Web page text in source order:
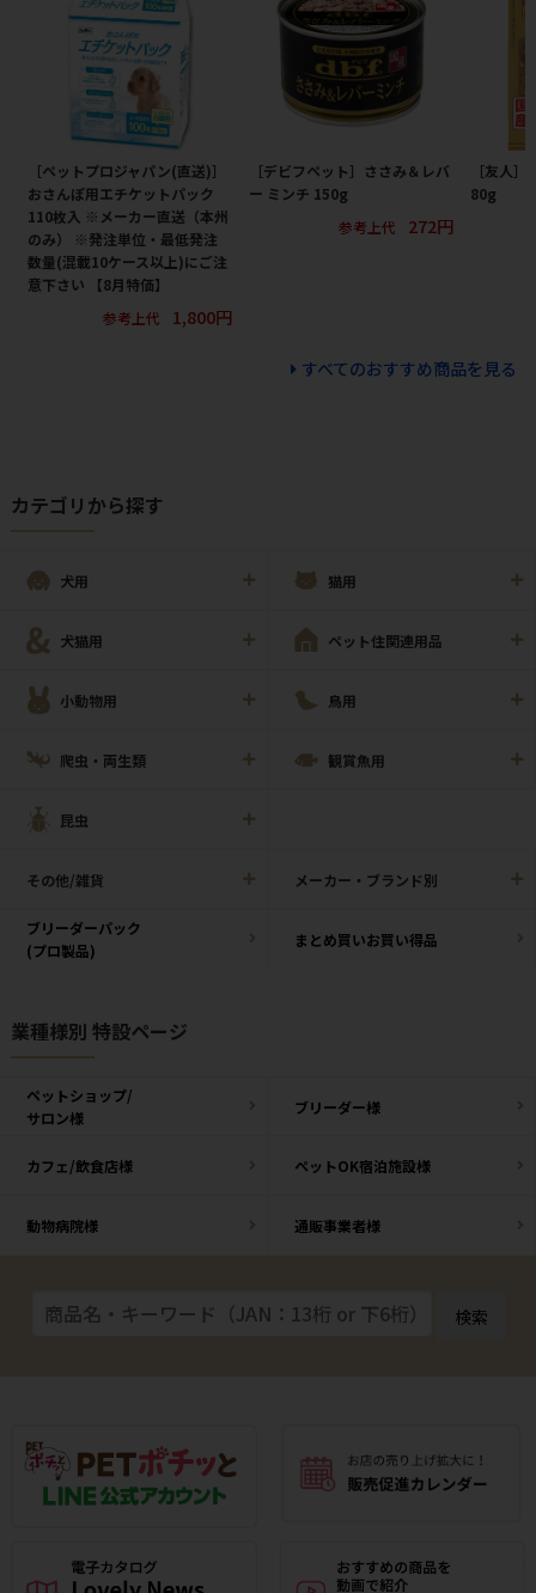
［ペットプロジャパン(直送)］
おさんぽ用エチケットパック
110枚入 ※メーカー直送（本州
のみ） ※発注単位・最低発注
数量(混載10ケース以上)にご注
意下さい 【8月特価】
参考上代
1,800円
［デビフペット］ささみ＆レバ
ー ミンチ 150g
参考上代
272円
［友人
80g
すべてのおすすめ商品を見る
カテゴリから探す
犬用 猫用
犬猫用 ペット住関連用品
小動物用 鳥用
爬虫・両生類 観賞魚用
昆虫
その他/雑貨 メーカー・ブランド別
ブリーダーパック
(プロ製品)
まとめ買いお買い得品
業種様別 特設ページ
ペットショップ/
サロン様
ブリーダー様
カフェ/飲食店様 ペットOK宿泊施設様
動物病院様 通販事業者様
検索